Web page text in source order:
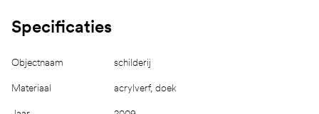
Specificaties
Objectnaam schilderij
Materiaal acrylverf, doek